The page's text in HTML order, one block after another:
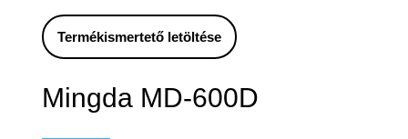
Termékismertető letöltése
Mingda MD-600D